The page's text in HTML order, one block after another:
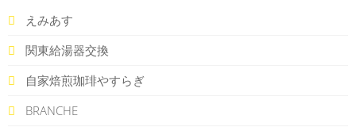
えみあす
関東給湯器交換
自家焙煎珈琲やすらぎ
BRANCHE